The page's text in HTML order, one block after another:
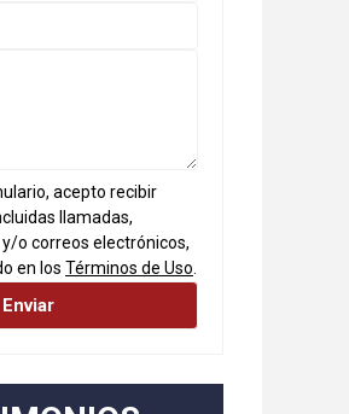
acepto recibir
llamadas,
o correos electrónicos,
en los Términos de Uso